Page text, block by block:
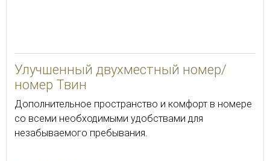
Улучшенный двухместный номер/
номер Твин
Дополнительное пространство и комфорт в номере
со всеми необходимыми удобствами для
незабываемого пребывания.